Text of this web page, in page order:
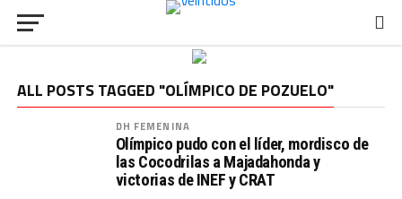
ALL POSTS TAGGED "OLÍMPICO DE POZUELO"
DH FEMENINA
Olímpico pudo con el líder, mordisco de
las Cocodrilas a Majadahonda y
victorias de INEF y CRAT